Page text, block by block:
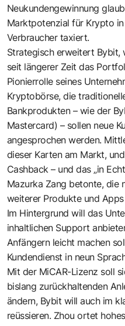
Neukundengewinnung
Marktpotenzial für Krypto
Verbraucher taxiert.
Strategisch erweitert Bybit,
seit längerer Zeit das
Pionierrolle seines
Kryptobörse, die
Bankprodukten – wie der
Mastercard) – sollen neue
angesprochen werden.
dieser Karten am Markt,
Cashback – und das „in
Mazurka Zang betonte, die
weiterer Produkte und
Im Hintergrund will das
inhaltlichen Support
Anfängern leicht machen
Kundendienst in neun
Mit der MiCAR-Lizenz soll
bislang zurückhaltenden
ändern, Bybit will auch im
reüssieren. Zhou ortet